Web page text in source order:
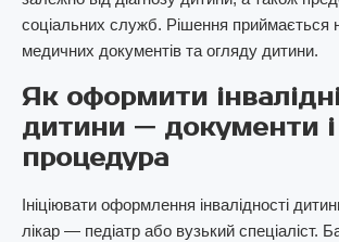
соціальних служб. Рішення приймається
медичних документів та огляду дитини.
Як оформити
дитини — документи і
процедура
Ініціювати оформлення інвалідності
лікар — педіатр або вузький спеціаліст.